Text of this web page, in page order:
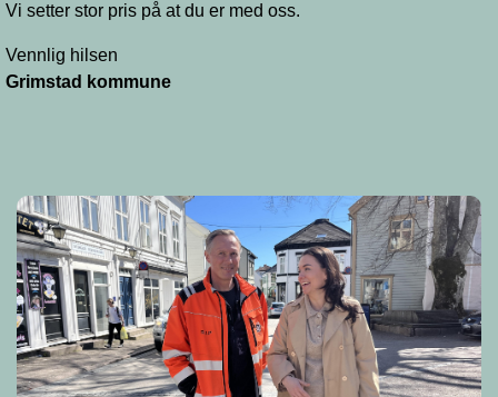
Vi setter stor pris på at du er med oss.
Vennlig hilsen
Grimstad kommune